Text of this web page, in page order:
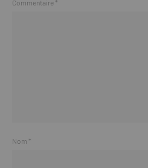
Commentaire *
Nom *